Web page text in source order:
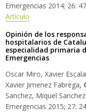
Emergencias 2014; 26:
Artículo
Opinión de los
hospitalarios de
especialidad primaria
Emergencias
Oscar Miro, Xavier
Xavier Jimenez Fabrega,
Sanchez, Miquel Sanchez
Emergencias 2015; 27: